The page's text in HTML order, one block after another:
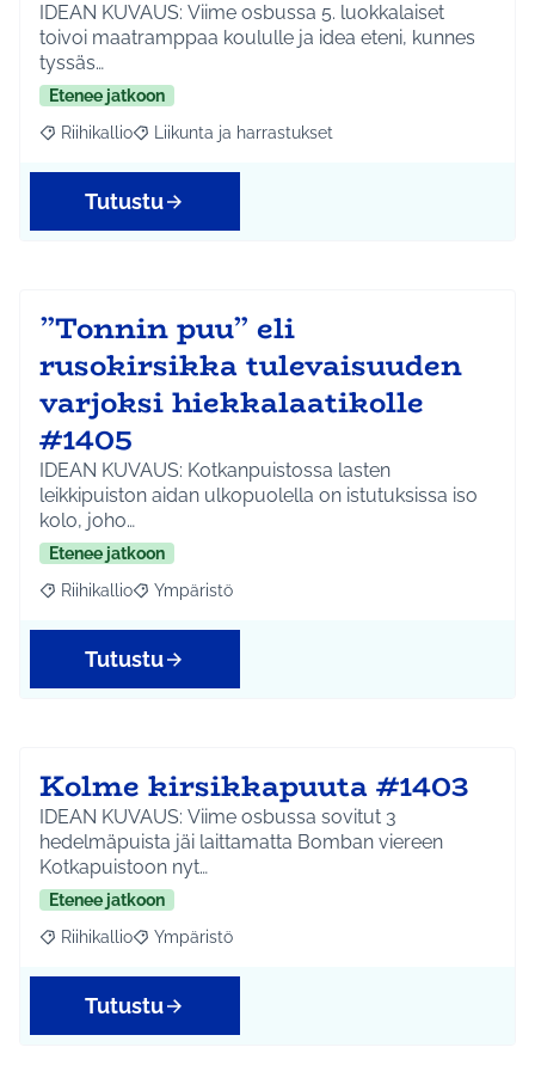
IDEAN KUVAUS: Viime osbussa 5. luokkalaiset
toivoi maatramppaa koululle ja idea eteni, kunnes
tyssäs…
Etenee jatkoon
Rajaa tulokset aihepiirin mukaan: Riihikallio
Riihikallio Rajaa tulokset teeman mukaan: Liikunta ja
Liikunta ja harrastukset
Tutustu
”Tonnin puu” eli
rusokirsikka tulevaisuuden
varjoksi hiekkalaatikolle
#1405
IDEAN KUVAUS: Kotkanpuistossa lasten
leikkipuiston aidan ulkopuolella on istutuksissa iso
kolo, joho…
Etenee jatkoon
Rajaa tulokset aihepiirin mukaan: Riihikallio
Riihikallio Rajaa tulokset teeman mukaan: Ympäristö
Ympäristö
Tutustu
Kolme kirsikkapuuta #1403
IDEAN KUVAUS: Viime osbussa sovitut 3
hedelmäpuista jäi laittamatta Bomban viereen
Kotkapuistoon nyt…
Etenee jatkoon
Rajaa tulokset aihepiirin mukaan: Riihikallio
Riihikallio Rajaa tulokset teeman mukaan: Ympäristö
Ympäristö
Tutustu